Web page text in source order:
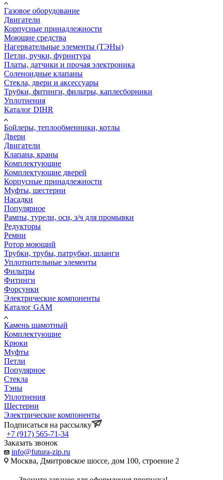
Газовое оборудование
Двигатели
Корпусные принадлежности
Моющие средства
Нагервательные элементы (ТЭНы)
Петли, ручки, фурнитура
Платы, датчики и прочая электроника
Соленоидные клапаны
Стекла, двери и аксессуары
Трубки, фитинги, фильтры, каплесборники
Уплотнения
Каталог DIHR
Бойлеры, теплообменники, котлы
Двери
Двигатели
Клапана, краны
Комплектующие
Комплектующие дверей
Корпусные принадлежности
Муфты, шестерни
Насадки
Популярное
Рампы, турели, оси, з/ч для промывки
Редукторы
Ремни
Ротор моющий
Трубки, трубы, патрубки, шланги
Уплотнительные элементы
Фильтры
Фитинги
Форсунки
Электрические компоненты
Каталог GAM
Камень шамотный
Комплектующие
Крюки
Муфты
Петли
Популярное
Стекла
Тэны
Уплотнения
Шестерни
Электрические компоненты
Подписаться на рассылку
+7 (917) 565-71-34
Заказать звонок
info@futura-zip.ru
Москва, Дмитровское шоссе, дом 100, строение 2